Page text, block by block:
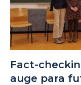
Fact-
auge para